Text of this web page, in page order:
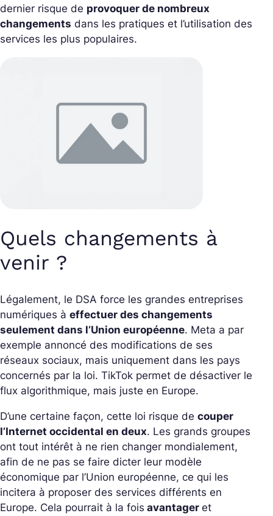
dernier risque de provoquer de nombreux
changements dans les pratiques et l’utilisation des
services les plus populaires.
Quels changements à
venir ?
Légalement, le DSA force les grandes entreprises
numériques à effectuer des changements
seulement dans l’Union européenne. Meta a par
exemple annoncé des modifications de ses
réseaux sociaux, mais uniquement dans les pays
concernés par la loi. TikTok permet de désactiver le
flux algorithmique, mais juste en Europe.
D’une certaine façon, cette loi risque de couper
l’Internet occidental en deux. Les grands groupes
ont tout intérêt à ne rien changer mondialement,
afin de ne pas se faire dicter leur modèle
économique par l’Union européenne, ce qui les
incitera à proposer des services différents en
Europe. Cela pourrait à la fois avantager et